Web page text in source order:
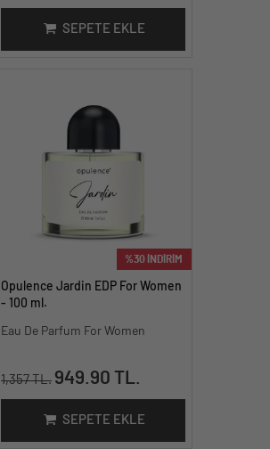
SEPETE EKLE
%30 İNDİRİM
Opulence Jardin EDP For Women
- 100 ml.
Eau De Parfum For Women
1,357 TL. 949.90 TL.
SEPETE EKLE